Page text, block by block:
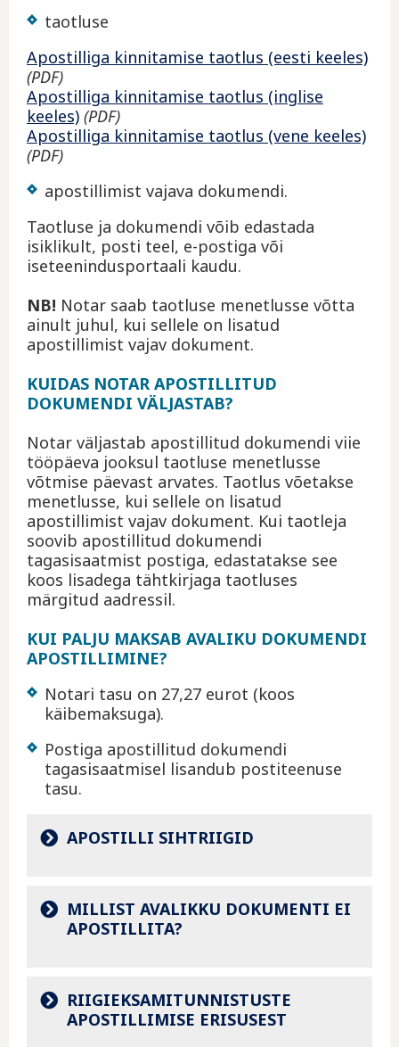
taotluse
Apostilliga kinnitamise taotlus (eesti keeles)
(PDF)
Apostilliga kinnitamise taotlus (inglise
keeles) (PDF)
Apostilliga kinnitamise taotlus (vene keeles)
(PDF)
apostillimist vajava dokumendi.
Taotluse ja dokumendi võib edastada
isiklikult, posti teel, e-postiga või
iseteenindusportaali kaudu.
NB! Notar saab taotluse menetlusse võtta
ainult juhul, kui sellele on lisatud
apostillimist vajav dokument.
KUIDAS NOTAR APOSTILLITUD
DOKUMENDI VÄLJASTAB?
Notar väljastab apostillitud dokumendi viie
tööpäeva jooksul taotluse menetlusse
võtmise päevast arvates. Taotlus võetakse
menetlusse, kui sellele on lisatud
apostillimist vajav dokument. Kui taotleja
soovib apostillitud dokumendi
tagasisaatmist postiga, edastatakse see
koos lisadega tähtkirjaga taotluses
märgitud aadressil.
KUI PALJU MAKSAB AVALIKU DOKUMENDI
APOSTILLIMINE?
Notari tasu on 27,27 eurot (koos
käibemaksuga).
Postiga apostillitud dokumendi
tagasisaatmisel lisandub postiteenuse
tasu.
APOSTILLI SIHTRIIGID
MILLIST AVALIKKU DOKUMENTI EI
APOSTILLITA?
RIIGIEKSAMITUNNISTUSTE
APOSTILLIMISE ERISUSEST